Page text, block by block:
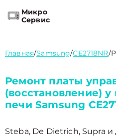
Микро
Сервис
Главная/Samsung/CE2718NR/
Ремонт платы
(восстановление)
печи Samsung
Steba, De Dietrich, Supra